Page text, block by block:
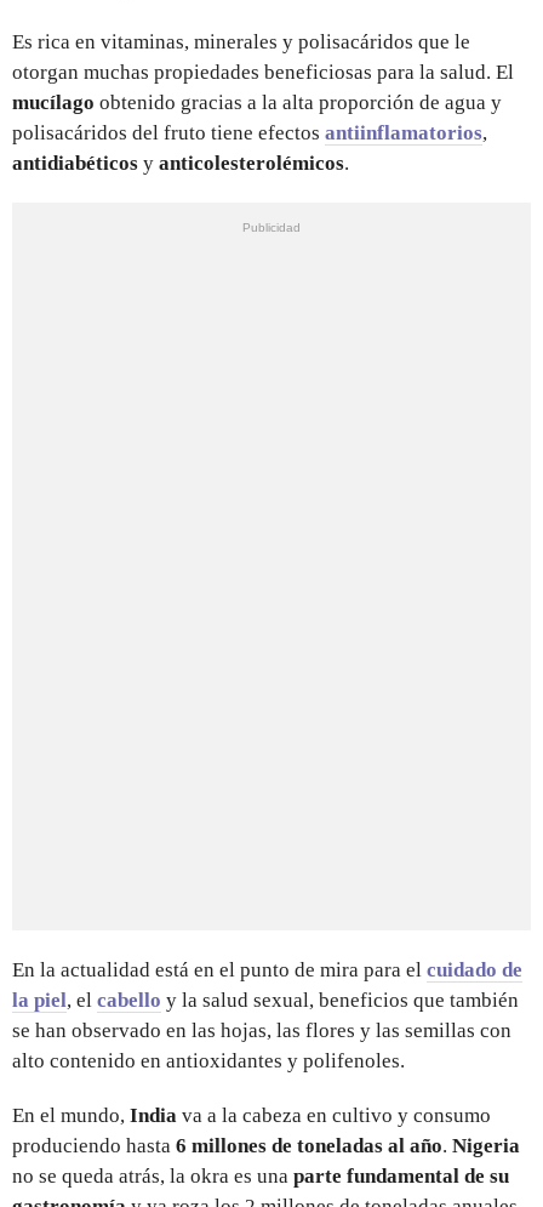
Es rica en vitaminas, minerales y polisacáridos que le
otorgan muchas propiedades beneficiosas para la salud. El
mucílago obtenido gracias a la alta proporción de agua y
polisacáridos del fruto tiene efectos antiinflamatorios,
antidiabéticos y anticolesterolémicos.
En la actualidad está en el punto de mira para el cuidado de
la piel, el cabello y la salud sexual, beneficios que también
se han observado en las hojas, las flores y las semillas con
alto contenido en antioxidantes y polifenoles.
En el mundo, India va a la cabeza en cultivo y consumo
produciendo hasta 6 millones de toneladas al año. Nigeria
no se queda atrás, la okra es una parte fundamental de su